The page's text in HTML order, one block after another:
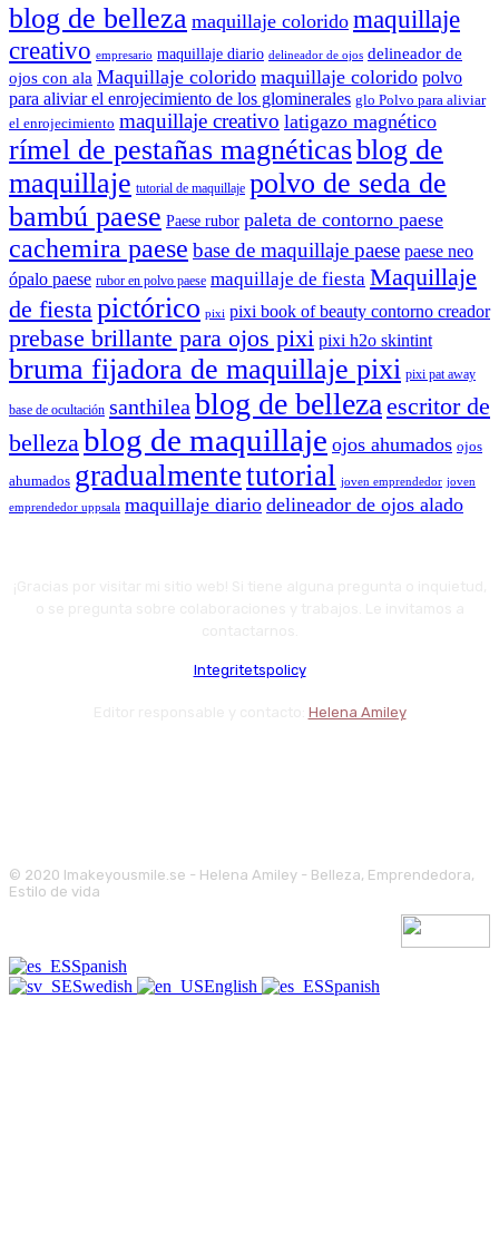
blog de belleza maquillaje colorido maquillaje
creativo empresario maquillaje diario delineador de ojos delineador de
ojos con ala Maquillaje colorido maquillaje colorido polvo
para aliviar el enrojecimiento de los glominerales glo Polvo para aliviar
el enrojecimiento maquillaje creativo latigazo magnético
rímel de pestañas magnéticasblog de
maquillaje tutorial de maquillaje polvo de seda de
bambú paese Paese rubor paleta de contorno paese
cachemira paese base de maquillaje paese paese neo
ópalo paese rubor en polvo paese maquillaje de fiesta Maquillaje
de fiestapictórico pixi pixi book of beauty contorno creador
prebase brillante para ojos pixi pixi h2o skintint
bruma fijadora de maquillaje pixi pixi pat away
base de ocultación santhilea blog de belleza escritor de
belleza blog de maquillaje ojos ahumados ojos
ahumados gradualmentetutorial joven emprendedor joven
emprendedor uppsala maquillaje diario delineador de ojos alado
Integritetspolicy
Helena Amiley
© 2020 Imakeyousmile.se - Helena Amiley - Belleza, Emprendedora,
Estilo de vida
Spanish
Swedish
English Spanish